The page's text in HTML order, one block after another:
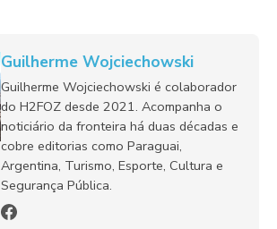
Guilherme Wojciechowski
Guilherme Wojciechowski é colaborador
do H2FOZ desde 2021. Acompanha o
noticiário da fronteira há duas décadas e
cobre editorias como Paraguai,
Argentina, Turismo, Esporte, Cultura e
Segurança Pública.